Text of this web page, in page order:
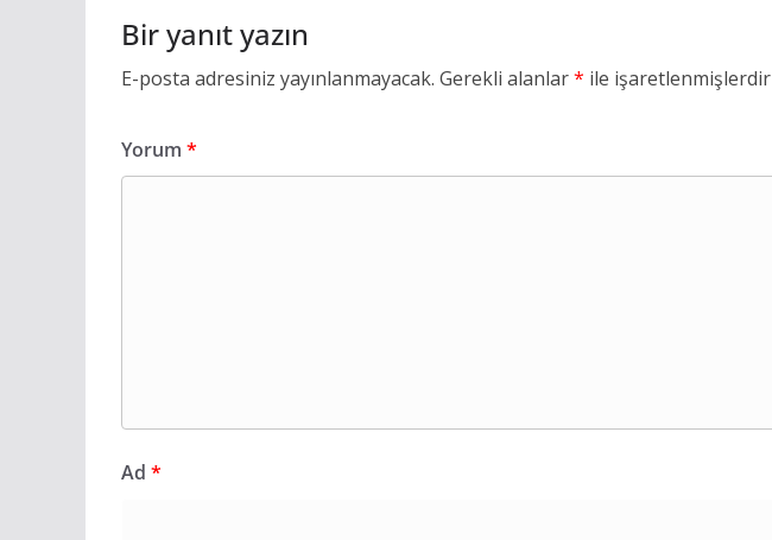
Bir yanıt yazın
E-posta adresiniz yayınlanmayacak. Gerekli alanlar* ile işaretlenmişlerdir
Yorum *
Ad *